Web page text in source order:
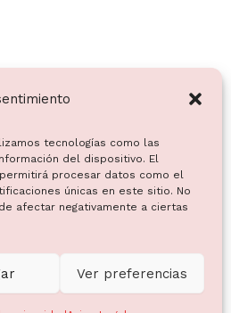
tecnologías como las
del dispositivo. El
procesar datos como el
únicas en este sitio. No
afectar negativamente a ciertas
Ver preferencias